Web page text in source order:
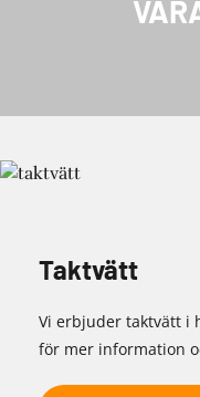
Taktvätt
Vi erbjuder taktvätt i
för mer information